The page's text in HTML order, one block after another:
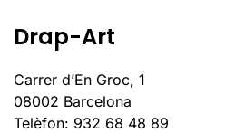
Drap-Art
Carrer d’En Groc, 1
08002 Barcelona
Telèfon: 932 68 48 89